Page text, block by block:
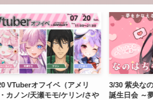
3/30 紫央なのは『なのはちゃんお
誕生日会 ～夢をかなえる萌え萌
7/12
り）